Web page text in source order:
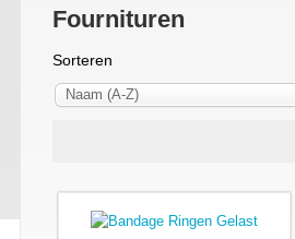
Fournituren
Sorteren
Naam (A-Z)